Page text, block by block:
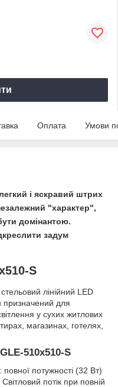
Оплата Умови
і яскравий штрих
"характер",
домінантою.
задум
S
лінійний LED
призначений для
у сухих житлових
магазинах, готелях,
510x510-S
потужності (32 Вт)
потік при повній